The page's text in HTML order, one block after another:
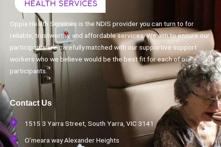
Oppia Health Services is the NDIS provider you can turn to for
reliable, trustworthy, and affordable services. We aim to ensure our
participants are carefully matched with our supportive support
workers who we believe would be the best fit for each of our
participants.
Contact Us
1515 3 Yarra Street, South Yarra, VIC 3141
O’meara way Alexander Heights